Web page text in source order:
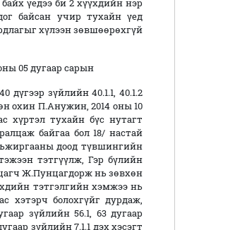
үедээ би 2 хүүхдийн нэр
байсан учир тухайн үед
хүлээн зөвшөөрөхгүй
05 дугаар сарын
зүйлийн 40.1.1, 40.1.2
охин П.Анужин, 2014 оны 10
хүртэл тухайн бүс нутагт
байгаа бол 18/ настай
доод түвшингийн
тэтгүүлж, Гэр бүлийн
Ж.Пунцагдорж нь зөвхөн
тэтгэлгийн хэмжээ нь
хэтэрч болохгүйг дурдаж,
зүйлийн 56.1, 63 дугаар
зүйлийн 7.1.1 дэх хэсэгт